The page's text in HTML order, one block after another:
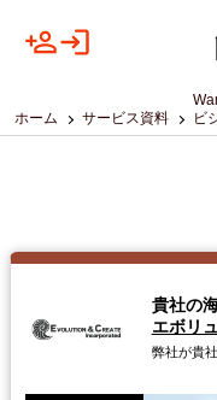
ホーム サービス資料
ビ
貴社の
エボリ
弊社が貴